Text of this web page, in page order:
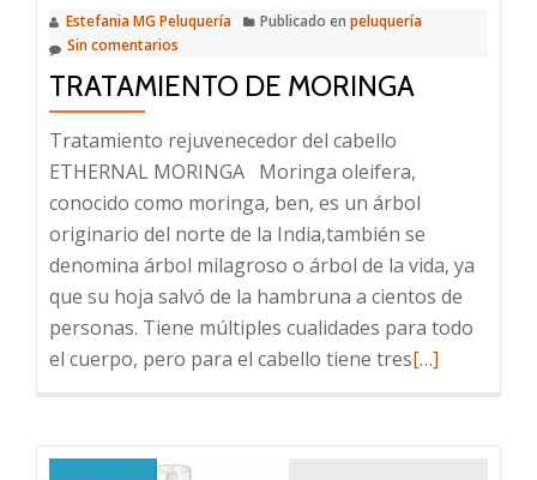
Estefania MG Peluquería Publicado en peluquería
Sin comentarios
TRATAMIENTO DE MORINGA
Tratamiento rejuvenecedor del cabello
ETHERNAL MORINGA Moringa oleifera,
conocido como moringa, ben, es un árbol
originario del norte de la India,también se
denomina árbol milagroso o árbol de la vida, ya
que su hoja salvó de la hambruna a cientos de
personas. Tiene múltiples cualidades para todo
el cuerpo, pero para el cabello tiene tresLeer
[…]